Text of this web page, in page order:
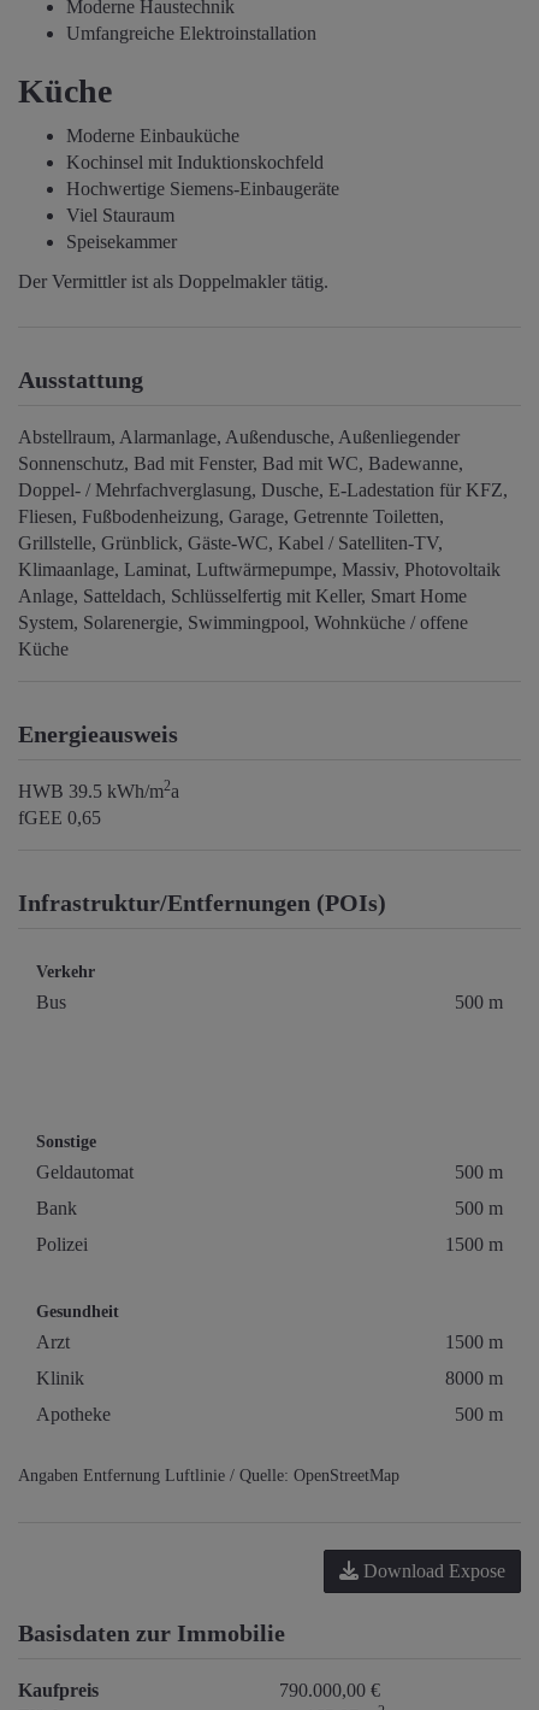
Moderne Haustechnik
Umfangreiche Elektroinstallation
Küche
Moderne Einbauküche
Kochinsel mit Induktionskochfeld
Hochwertige Siemens-Einbaugeräte
Viel Stauraum
Speisekammer
Der Vermittler ist als Doppelmakler tätig.
Ausstattung
Abstellraum Alarmanlage Außendusche Außenliegender
Sonnenschutz Bad mit Fenster Bad mit WC Badewanne
Doppel- / Mehrfachverglasung Dusche E-Ladestation für KFZ
Fliesen Fußbodenheizung Garage Getrennte Toiletten
Grillstelle Grünblick Gäste-WC Kabel / Satelliten-TV
Klimaanlage Laminat Luftwärmepumpe Massiv Photovoltaik
Anlage Satteldach Schlüsselfertig mit Keller Smart Home
System Solarenergie Swimmingpool Wohnküche / offene
Küche
Energieausweis
HWB 39.5 kWh/m2a
fGEE 0,65
Infrastruktur/Entfernungen (POIs)
Verkehr
Bus 500 m
Sonstige
Geldautomat
500 m
Bank
500 m
Polizei
1500 m
Gesundheit
Arzt
1500 m
Klinik
8000 m
Apotheke
500 m
Angaben Entfernung Luftlinie / Quelle: OpenStreetMap
Download Expose
Basisdaten zur Immobilie
Kaufpreis
790.000,00 €